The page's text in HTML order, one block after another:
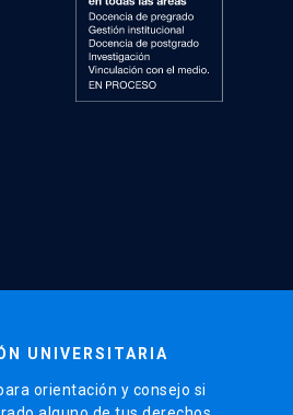
UNIVERSITARIA
orientación y consejo si